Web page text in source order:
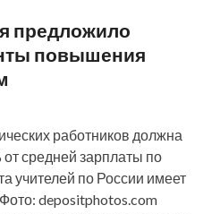
предложило
повышения
работников должна
средней зарплаты по
учителей по России имеет
depositphotos.com